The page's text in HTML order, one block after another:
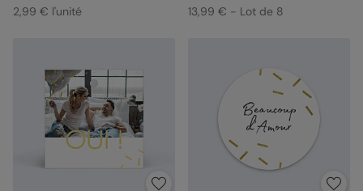
2,99 € l'unité
13,99 € - Lot de 8